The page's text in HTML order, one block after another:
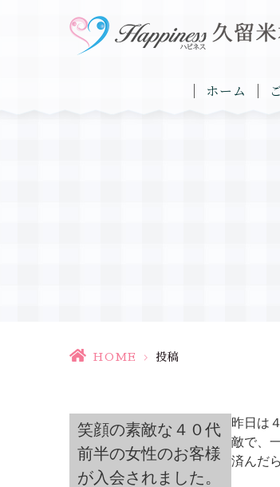
ホーム
HOME > 投稿
笑顔の素敵な４０代
前半の女性のお客様
が入会されました。
昨日は
敵で、
済んだ